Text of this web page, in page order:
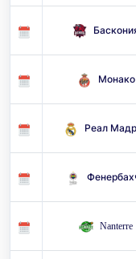
Монако
Реал
Nanterre